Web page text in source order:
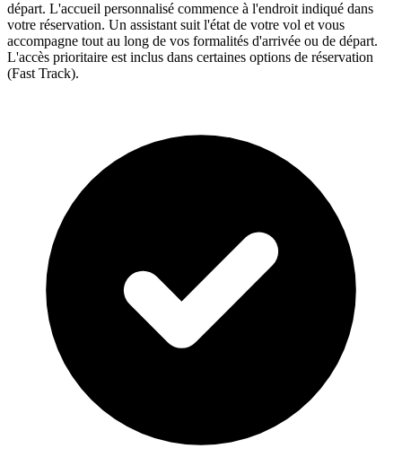
départ. L'accueil personnalisé commence à l'endroit indiqué dans
votre réservation. Un assistant suit l'état de votre vol et vous
accompagne tout au long de vos formalités d'arrivée ou de départ.
L'accès prioritaire est inclus dans certaines options de réservation
(Fast Track).